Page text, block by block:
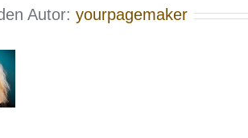
Autor: yourpagemaker